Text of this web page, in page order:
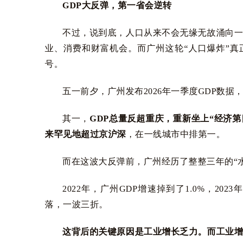
GDP大反弹，第一省会逆转
不过，说到底，人口从来不会无缘无故涌向
业、消费和财富机会。而广州这轮“人口爆炸”
号。
五一前夕，广州发布2026年一季度GDP数据
其一， GDP总量反超重庆，重新坐上“经济
来罕见地超过京沪深，在一线城市中排第一。
而在这波大反弹前，广州经历了整整三年的“
2022年，广州GDP增速掉到了1.0%，2023
落，一波三折。
这背后的关键原因是工业增长乏力。而工业